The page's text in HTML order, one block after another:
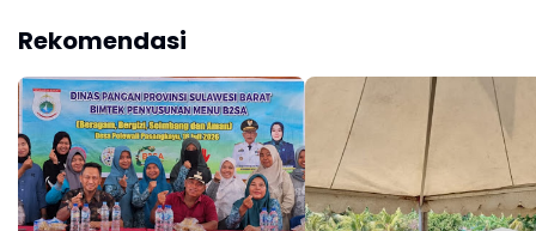
Rekomendasi